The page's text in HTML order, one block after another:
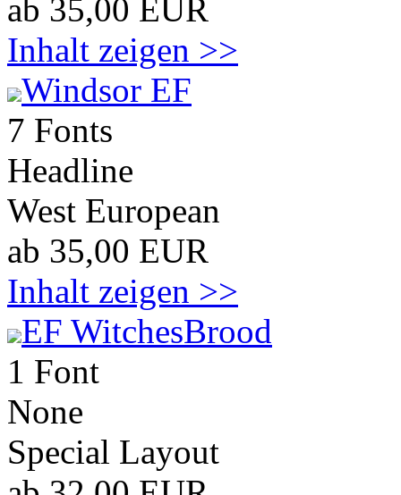
ab 35,00 EUR
Inhalt zeigen >>
Windsor EF
7 Fonts
Headline
West European
ab 35,00 EUR
Inhalt zeigen >>
EF WitchesBrood
1 Font
None
Special Layout